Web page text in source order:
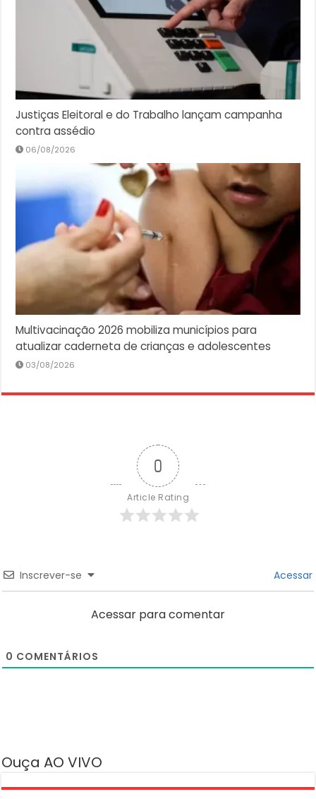
Justiças Eleitoral e do Trabalho lançam campanha
contra assédio
06/08/2026
Multivacinação 2026 mobiliza municípios para
atualizar caderneta de crianças e adolescentes
03/08/2026
0
Article Rating
Inscrever-se Acessar
Acessar para comentar
0 COMENTÁRIOS
Ouça AO VIVO